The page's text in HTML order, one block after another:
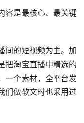
容是最核心、最关键
间的短视频为主。加
把淘宝直播中精选的
一个素材，全平台发
们做软文时也采用过